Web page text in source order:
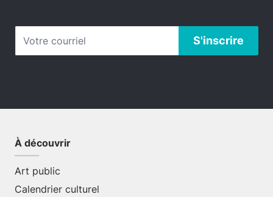
À découvrir
Art public
Calendrier culturel